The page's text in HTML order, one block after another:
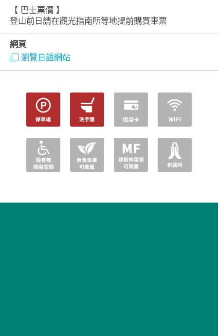
【 巴士票價 】
登山前日請在觀光指南所等地提前購買車票
網頁
瀏覽日語網站